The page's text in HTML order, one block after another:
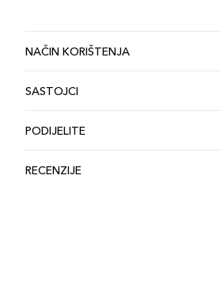
NAČIN KORIŠTENJA
SASTOJCI
PODIJELITE
RECENZIJE